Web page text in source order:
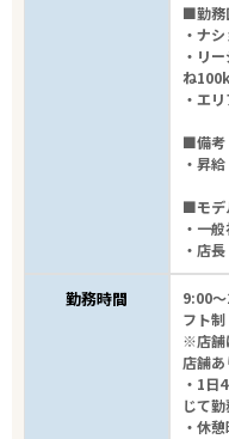
■勤務
・ナ
・リ
ね
・エ
■備考
・昇
■モデ
・一
・店
勤務時間
9:00
フト制
※店舗
店舗あ
・1日
じて
・休